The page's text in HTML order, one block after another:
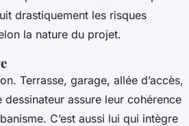
drastiquement les risques
la nature du projet.
Terrasse, garage, allée d’accès,
assure leur cohérence
C’est aussi lui qui intègre